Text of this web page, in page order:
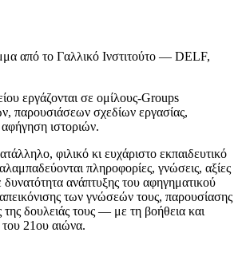
από το Γαλλικό Ινστιτούτο — DELF,
εργάζονται σε ομίλους-Groups
παρουσιάσεων σχεδίων εργασίας,
ιστοριών.
φιλικό κι ευχάριστο εκπαιδευτικό
πληροφορίες, γνώσεις, αξίες
ανάπτυξης του αφηγηματικού
των γνώσεών τους, παρουσίασης
δουλειάς τους — με τη βοήθεια και
21ου αιώνα.